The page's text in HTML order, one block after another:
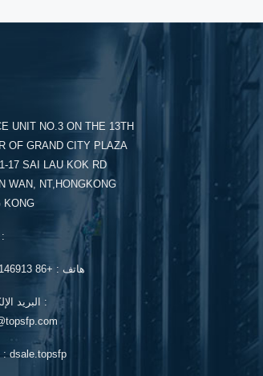
UNIT NO.3 ON THE 13TH
OF GRAND CITY PLAZA
17 SAI LAU KOK RD
WAN, NT,HONGKONG
KONG
الهاتف :
هاتف : +86 19860146913
البريد
: dsale.topsfp